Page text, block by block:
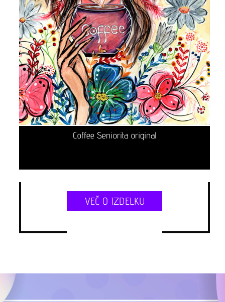
Coffee Seniorita original
VEČ O IZDELKU